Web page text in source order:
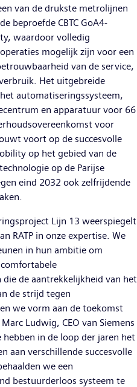
van de drukste metrolijnen
beproefde CBTC GoA4-
waardoor volledig
mogelijk zijn voor een
van de service,
Het uitgebreide
automatiseringssysteem,
en apparatuur voor 66
voor
voort op de succesvolle
op het gebied van de
op de Parijse
eind 2032 ook zelfrijdende
Lijn 13 weerspiegelt
RATP in onze expertise. We
in hun ambitie om
de aantrekkelijkheid van het
de strijd tegen
we vorm aan de toekomst
Ludwig, CEO van Siemens
in de loop der jaren het
aan verschillende succesvolle
we een
bestuurderloos systeem te